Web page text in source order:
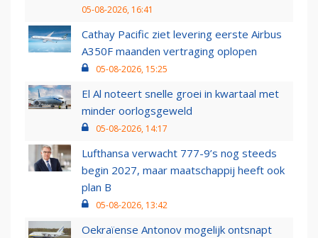
05-08-2026, 16:41
Cathay Pacific ziet levering eerste Airbus
A350F maanden vertraging oplopen
05-08-2026, 15:25
El Al noteert snelle groei in kwartaal met
minder oorlogsgeweld
05-08-2026, 14:17
Lufthansa verwacht 777-9’s nog steeds
begin 2027, maar maatschappij heeft ook
plan B
05-08-2026, 13:42
Oekraïense Antonov mogelijk ontsnapt